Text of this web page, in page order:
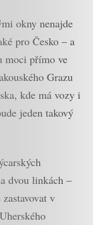
okny nenajde
pro Česko – a
moci přímo ve
Grazu
kde má vozy i
jeden takový
dvou linkách –
v